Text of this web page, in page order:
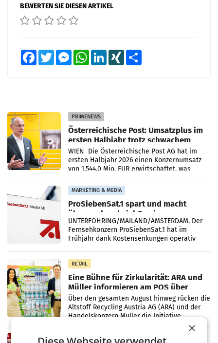
BEWERTEN SIE DIESEN ARTIKEL
FacebookTwitter MessengerWhatsAppLinkedInXING
PRIMENEWS
Österreichische Post: Umsatzplus im
ersten Halbjahr trotz schwachem
Briefgeschäft
WIEN Die Österreichische Post AG hat im
ersten Halbjahr 2026 einen Konzernumsatz
von 1.544,0 Mio. EUR erwirtschaftet, was
einem Plus von 3,8 Prozent gegenüber dem
Vergleichszeitraum
MARKETING & MEDIA
ProSiebenSat.1 spart und macht
überraschend viel Gewinn
UNTERFÖHRING/MAILAND/AMSTERDAM. Der
Fernsehkonzern ProSiebenSat.1 hat im
Frühjahr dank Kostensenkungen operativ
RETAIL
Eine Bühne für Zirkularität: ARA und
Müller informieren am POS über
Kreislauffähigkeit
Über den gesamten August hinweg rücken die
Altstoff Recycling Austria AG (ARA) und der
Handelskonzern Müller die Initiative
„Kreislauf-Helden“ in allen österreichischen
RETAIL
×